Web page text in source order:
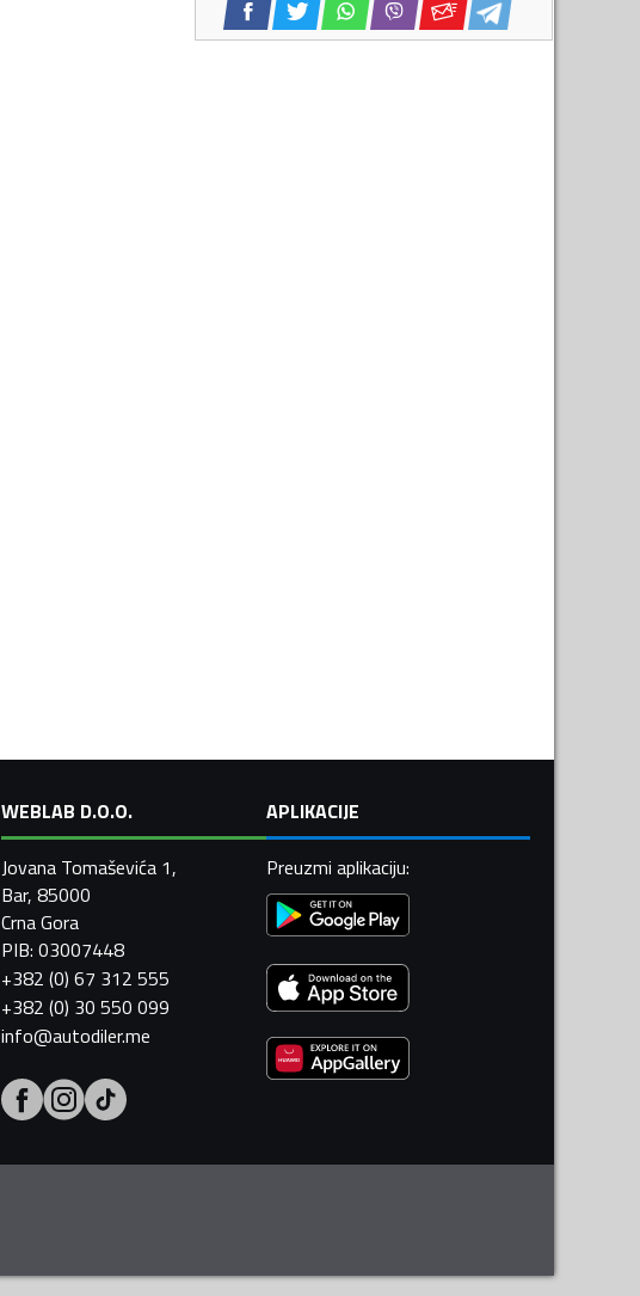
WEBLAB D.O.O.
Jovana Tomaševića 1,
Bar, 85000
Crna Gora
PIB: 03007448
+382 (0) 67 312 555
+382 (0) 30 550 099
info@autodiler.me
APLIKACIJE
Preuzmi aplikaciju: